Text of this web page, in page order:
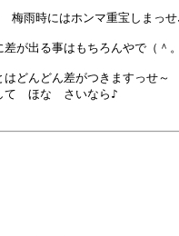
梅雨時にはホンマ重宝しまっせ
が出る事はもちろんやで（＾。
どんどん差がつきますっせ～
て　ほな　さいなら♪